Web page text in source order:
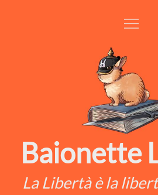
Baionette
La Libertà è la